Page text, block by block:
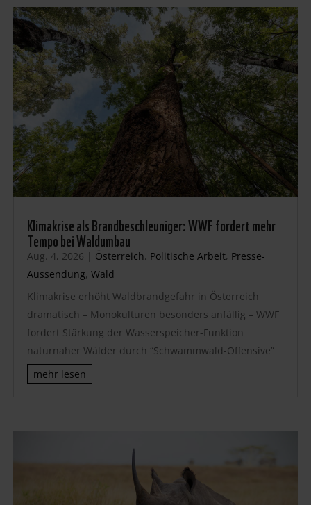
Klimakrise als Brandbeschleuniger: WWF fordert mehr
Tempo bei Waldumbau
Aug. 4, 2026 | Österreich, Politische Arbeit, Presse-
Aussendung, Wald
Klimakrise erhöht Waldbrandgefahr in Österreich
dramatisch – Monokulturen besonders anfällig – WWF
fordert Stärkung der Wasserspeicher-Funktion
naturnaher Wälder durch “Schwammwald-Offensive”
mehr lesen